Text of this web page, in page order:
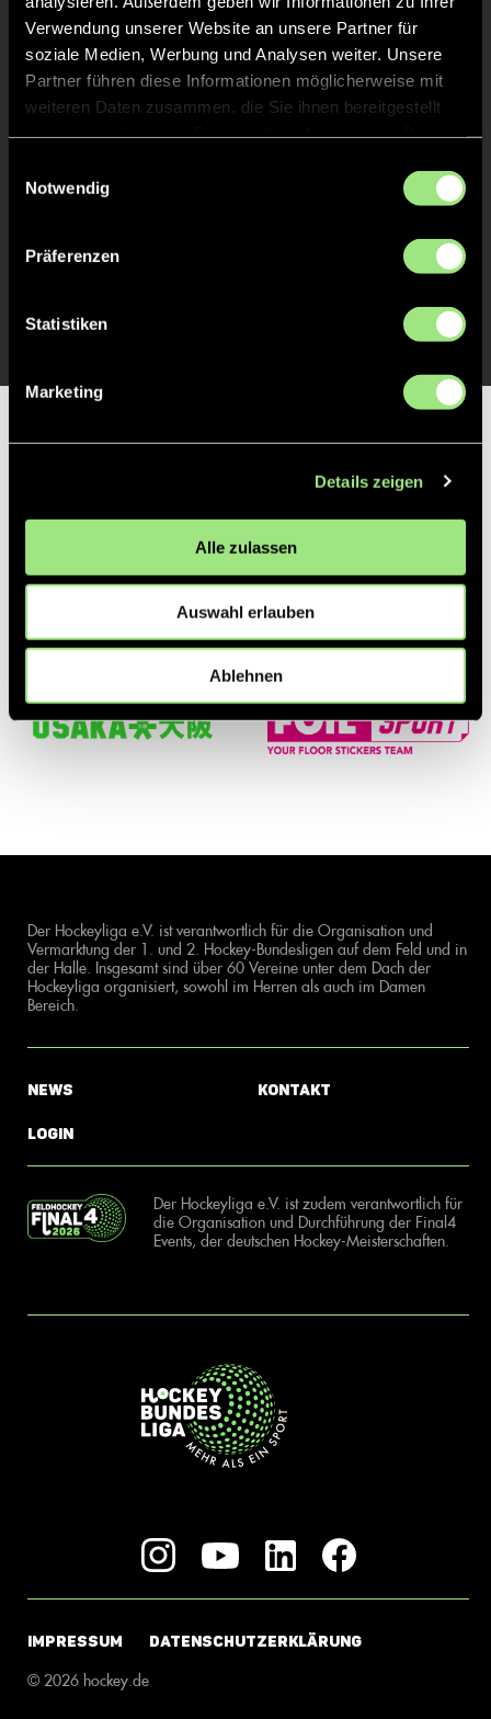
Verwendung unserer Website an unsere Partner für
soziale Medien, Werbung und Analysen weiter. Unsere
Partner führen diese Informationen möglicherweise mit
weiteren Daten zusammen, die Sie ihnen bereitgestellt
Notwendig
Präferenzen
Statistiken
Marketing
Details zeigen
Alle zulassen
Auswahl erlauben
Ablehnen
13' TOR 2:2, FELDTOR
TOR 2:1, FELDTOR
Der Hockeyliga e.V. ist verantwortlich für die Organisation und
Vermarktung der 1. und 2. Hockey-Bundesligen auf dem Feld und in
der Halle. Insgesamt sind über 60 Vereine unter dem Dach der
Hockeyliga organisiert, sowohl im Herren als auch im Damen
Bereich.
News
Login
Kontakt
Der Hockeyliga e.V. ist zudem verantwortlich für
die Organisation und Durchführung der Final4
Events, der deutschen Hockey-Meisterschaften.
IMPRESSUM DATENSCHUTZERKLÄRUNG
© 2026 hockey.de